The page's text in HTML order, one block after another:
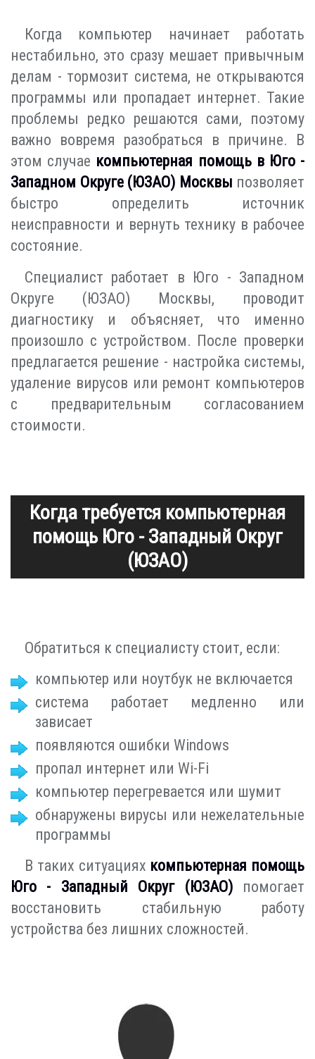
Когда компьютер начинает работать
нестабильно, это сразу мешает привычным
делам - тормозит система, не открываются
программы или пропадает интернет. Такие
проблемы редко решаются сами, поэтому
важно вовремя разобраться в причине. В
этом случае компьютерная помощь в Юго -
Западном Округе (ЮЗАО) Москвы позволяет
быстро определить источник
неисправности и вернуть технику в рабочее
состояние.
Специалист работает в Юго - Западном
Округе (ЮЗАО) Москвы, проводит
диагностику и объясняет, что именно
произошло с устройством. После проверки
предлагается решение - настройка системы,
удаление вирусов или ремонт компьютеров
с предварительным согласованием
стоимости.
Когда требуется компьютерная
помощь Юго - Западный Округ
(ЮЗАО)
Обратиться к специалисту стоит, если:
компьютер или ноутбук не включается
система работает медленно или
зависает
появляются ошибки Windows
пропал интернет или Wi-Fi
компьютер перегревается или шумит
обнаружены вирусы или нежелательные
программы
В таких ситуациях компьютерная помощь
Юго - Западный Округ (ЮЗАО)помогает
восстановить стабильную работу
устройства без лишних сложностей.
Бесплатная диагностика